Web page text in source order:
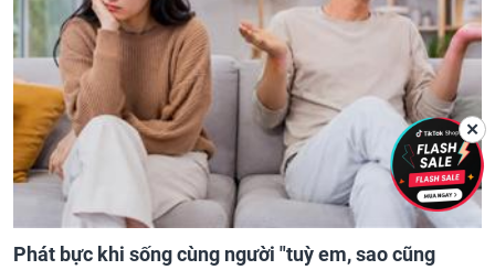
Phát bực khi sống cùng người "tuỳ em, sao cũng
✕